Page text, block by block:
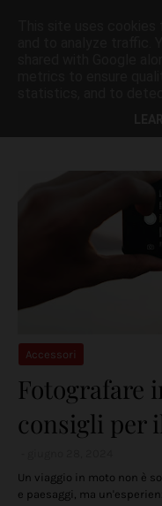
Accessori
Fotografare
consigli per
Un viaggio in moto non è
e paesaggi, ma